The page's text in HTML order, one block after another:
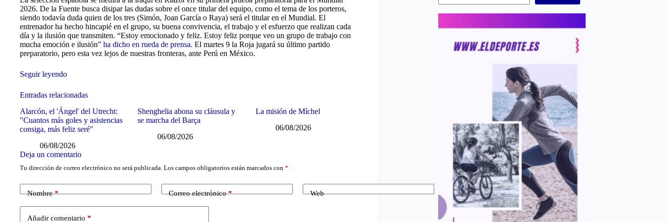
2026. De la Fuente busca disipar las dudas sobre el once titular del equipo, como el tema de los porteros,
siendo todavía duda quien de los tres (Simón, Joan García o Raya) será el titular en el Mundial. El
entrenador ha hecho hincapié en el grupo, su buena convivencia, el trabajo y el esfuerzo que realizan cada
día y la ilusión que transmiten. “Estoy emocionado y feliz. Estoy feliz porque veo un grupo de trabajo con
mucha emoción e ilusión” ha dicho en rueda de prensa. El martes 9 la Roja jugará su último partido
preparatorio, pero esta vez lejos de nuestras fronteras, ante Perú en México.
Seguir leyendo
Entradas relacionadas
Alarcón, el 'Ángel' del Utrecht:
"Cuantos más goles y asistencias
consiga, más feliz seré"
06/08/2026
Shenghelia abona su cláusula y
se marcha del Barça
06/08/2026
La misión de Míchel
06/08/2026
Deja un comentario
Tu dirección de correo electrónico no será publicada. Los campos obligatorios están marcados con *
Nombre* Correo electrónico* Web
Añadir comentario *